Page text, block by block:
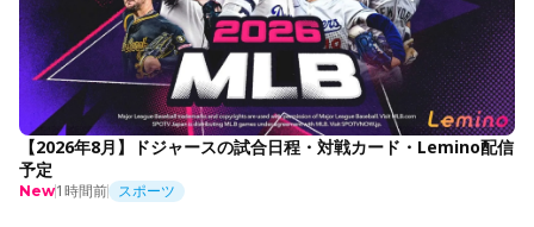
【2026年8月】ドジャースの試合日程・対戦カード・Lemino配信
予定
New1時間前 スポーツ